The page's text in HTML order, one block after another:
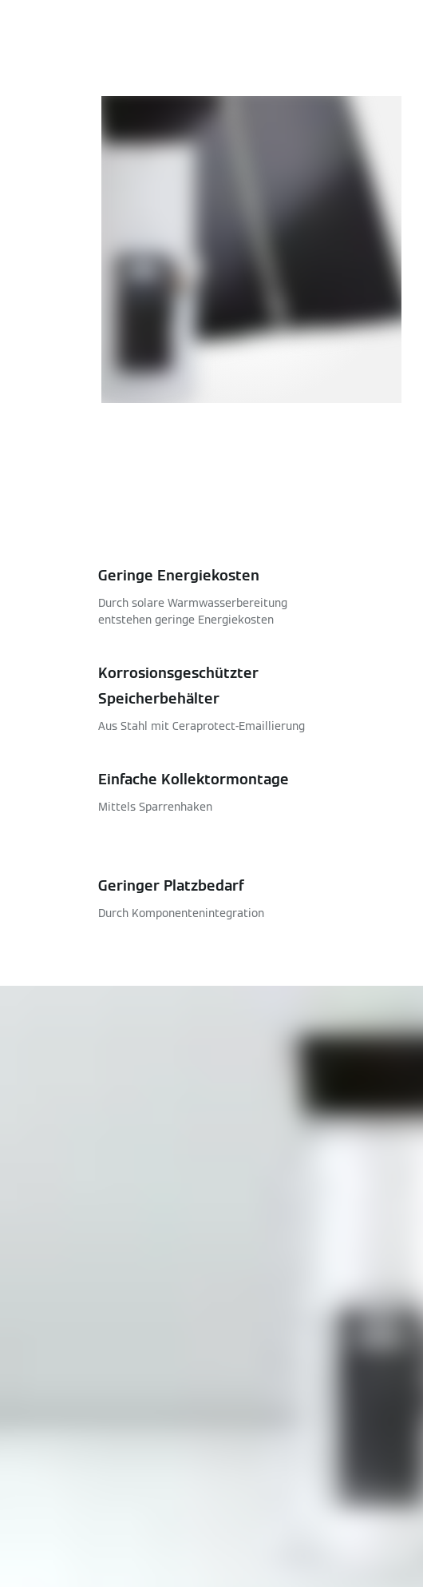
Geringe Energiekosten
Durch solare Warmwasserbereitung
entstehen geringe Energiekosten
Korrosionsgeschützter
Speicherbehälter
Aus Stahl mit Ceraprotect-Emaillierung
Einfache Kollektormontage
Mittels Sparrenhaken
Geringer Platzbedarf
Durch Komponentenintegration